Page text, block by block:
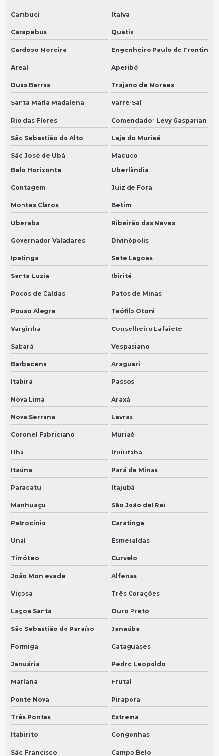
Cambuci Italva
Carapebus Quatis
Cardoso Moreira Engenheiro Paulo de Frontin
Areal Aperibé
Duas Barras Trajano de Moraes
Santa Maria Madalena Varre-Sai
Rio das Flores Comendador Levy Gasparian
São Sebastião do Alto Laje do Muriaé
São José de Ubá
Macuco
Belo Horizonte
Uberlândia
Contagem Juiz de Fora
Montes Claros Betim
Uberaba Ribeirão das Neves
Governador Valadares Divinópolis
Ipatinga Sete Lagoas
Santa Luzia Ibirité
Poços de Caldas Patos de Minas
Pouso Alegre Teófilo Otoni
Varginha Conselheiro Lafaiete
Sabará Vespasiano
Barbacena Araguari
Itabira Passos
Nova Lima Araxá
Nova Serrana Lavras
Coronel Fabriciano Muriaé
Ubá Ituiutaba
Itaúna Pará de Minas
Paracatu Itajubá
Manhuaçu São João del Rei
Patrocínio Caratinga
Unaí Esmeraldas
Timóteo Curvelo
João Monlevade Alfenas
Viçosa Três Corações
Lagoa Santa Ouro Preto
São Sebastião do Paraíso Janaúba
Formiga Cataguases
Januária Pedro Leopoldo
Mariana Frutal
Ponte Nova Pirapora
Três Pontas Extrema
Itabirito Congonhas
São Francisco Campo Belo